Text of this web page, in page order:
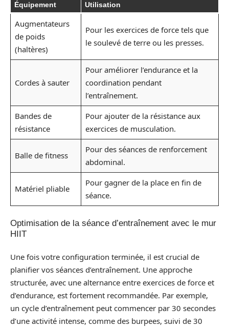
Équipement Utilisation
Augmentateurs
de poids
(haltères)
Pour les exercices de force tels que
le soulevé de terre ou les presses.
Cordes à sauter
Pour améliorer l’endurance et la
coordination pendant
l’entraînement.
Bandes de
résistance
Pour ajouter de la résistance aux
exercices de musculation.
Balle de fitness
Pour des séances de renforcement
abdominal.
Matériel pliable
Pour gagner de la place en fin de
séance.
Optimisation de la séance d’entraînement avec le mur
HIIT
Une fois votre configuration terminée, il est crucial de
planifier vos séances d’entraînement. Une approche
structurée, avec une alternance entre exercices de force et
d’endurance, est fortement recommandée. Par exemple,
un cycle d’entraînement peut commencer par 30 secondes
d’une activité intense, comme des burpees, suivi de 30